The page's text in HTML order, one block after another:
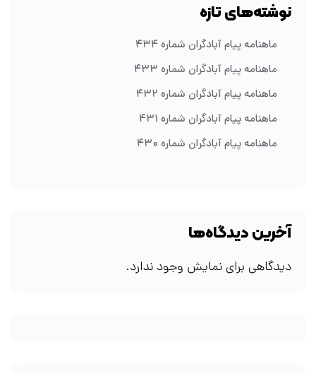
نوشته‌های تازه
ماهنامه پیام آبادگران شماره ۴۳۴
ماهنامه پیام آبادگران شماره ۴۳۳
ماهنامه پیام آبادگران شماره ۴۳۲
ماهنامه پیام آبادگران شماره ۴۳۱
ماهنامه پیام آبادگران شماره ۴۳۰
آخرین دیدگاه‌ها
دیدگاهی برای نمایش وجود ندارد.